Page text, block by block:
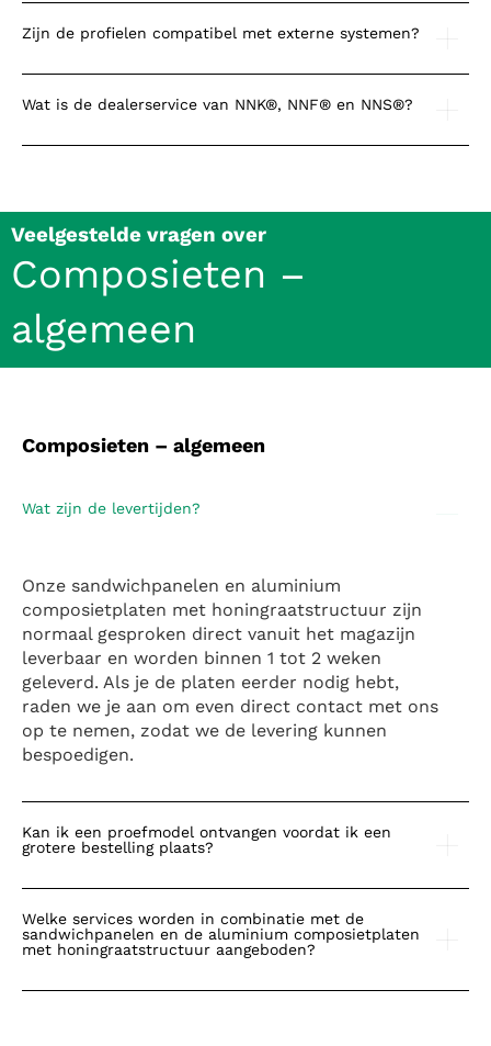
Zijn de profielen compatibel met externe systemen?
Wat is de dealerservice van NNK®, NNF® en NNS®?
Veelgestelde vragen over
Composieten –
algemeen
Composieten – algemeen
Wat zijn de levertijden?
Onze sandwichpanelen en aluminium
composietplaten met honingraatstructuur zijn
normaal gesproken direct vanuit het magazijn
leverbaar en worden binnen 1 tot 2 weken
geleverd. Als je de platen eerder nodig hebt,
raden we je aan om even direct contact met ons
op te nemen, zodat we de levering kunnen
bespoedigen.
Kan ik een proefmodel ontvangen voordat ik een
grotere bestelling plaats?
Welke services worden in combinatie met de
sandwichpanelen en de aluminium composietplaten
met honingraatstructuur aangeboden?